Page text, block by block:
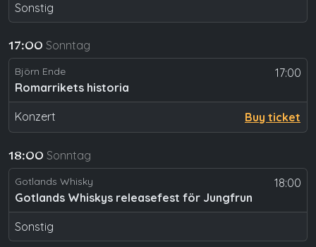
Sonstig
17:00 Sonntag
17:00
Björn Ende
Romarrikets historia
Konzert Buy ticket
18:00 Sonntag
18:00
Gotlands Whisky
Gotlands Whiskys releasefest för Jungfrun
Sonstig